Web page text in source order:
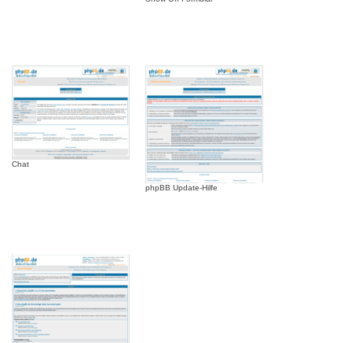
Chat
phpBB Update-Hilfe